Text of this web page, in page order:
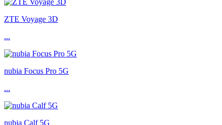
ZTE Voyage 3D
...
nubia Focus Pro 5G
...
nubia Calf 5G